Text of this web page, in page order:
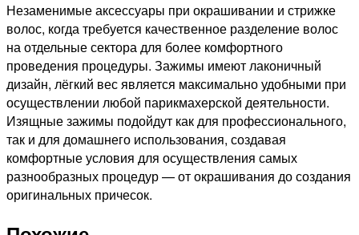
Незаменимые аксессуары при окрашивании и стрижке
волос, когда требуется качественное разделение волос
на отдельные сектора для более комфортного
проведения процедуры. Зажимы имеют лаконичный
дизайн, лёгкий вес является максимально удобными при
осуществлении любой парикмахерской деятельности.
Изящные зажимы подойдут как для профессионального,
так и для домашнего использования, создавая
комфортные условия для осуществления самых
разнообразных процедур — от окрашивания до создания
оригинальных причесок.